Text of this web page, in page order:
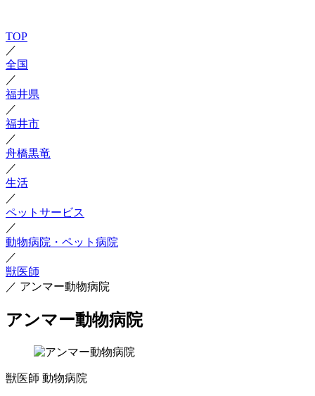
TOP
／
全国
／
福井県
／
福井市
／
舟橋黒竜
／
生活
／
ペットサービス
／
動物病院・ペット病院
／
獣医師
／ アンマー動物病院
アンマー動物病院
獣医師 動物病院